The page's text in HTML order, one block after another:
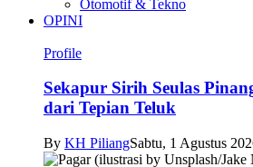
Otomotif & Tekno
OPINI
Profile
Sekapur Sirih Seulas
dari Tepian Teluk
By KH PiliangSabtu, 1 Agustus